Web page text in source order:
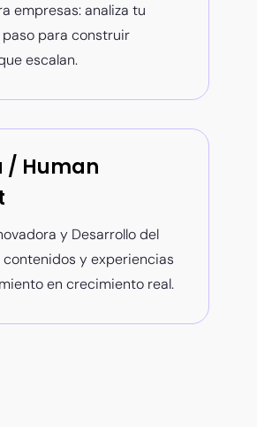
empresas: analiza tu
para construir
escalan.
/ Human
y Desarrollo del
contenidos y experiencias
en crecimiento real.